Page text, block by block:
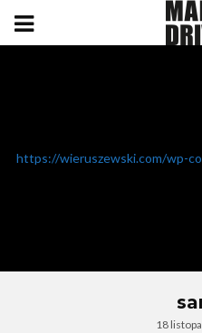
https://wieruszewski.com/wp-
18